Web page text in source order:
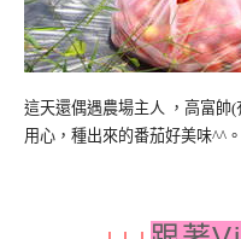
這天還偶遇農場主人 ， 高富帥(
用心，種出來的番茄好美味^^ 。